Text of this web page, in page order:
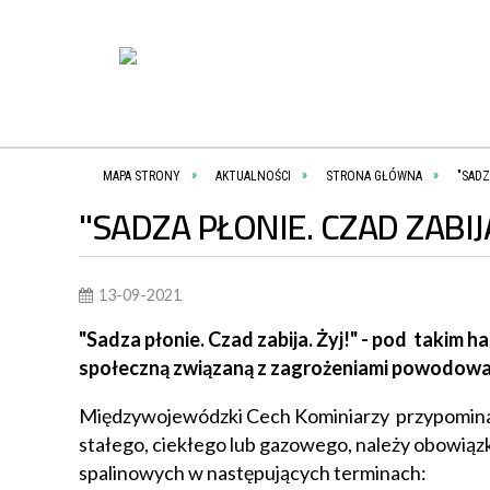
MAPA STRONY AKTUALNOŚCI STRONA GŁÓWNA
"SADZA PŁONIE. CZAD
13-09-2021
"Sadza płonie. Czad zabija. Żyj!" - pod takim
społeczną związaną z zagrożeniami
Międzywojewódzki Cech Kominiarzy
stałego, ciekłego lub gazowego, należy
spalinowych w następujących terminach: